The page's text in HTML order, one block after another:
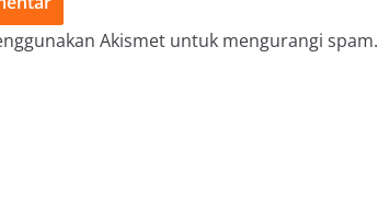
Akismet untuk mengurangi spam.